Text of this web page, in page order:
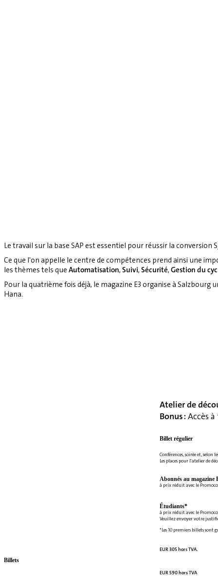
Le travail sur la base SAP est essentiel pour réussir la conversion
Ce que l'on appelle le centre de compétences prend ainsi une
les thèmes tels que Automatisation, Suivi, Sécurité, Gestion du
Pour la quatrième fois déjà, le magazine E3 organise à
Hana.
Atelier de
Bonus : Accès
Billet régulier
Conférences, soirée et,
Les places pour l'atelier de
Abonnés au magazine
à prix réduit avec le
Étudiants*
à prix réduit avec le
Veuillez envoyer votre
*Les 10 premiers billets sont
EUR 305 hors TVA.
EUR 590 hors TVA
Billets